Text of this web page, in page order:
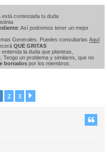
está contestada tu duda
: Así podremos tener un mejor
Generales. Puedes consultarlas Aquí
QUE GRITAS
entienda la duda que planteas,
Tengo un problema y similares, que no
borrados por los miembros.
2 3